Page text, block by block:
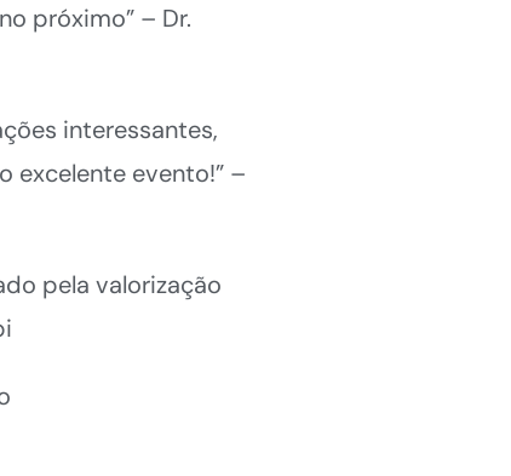
próximo” – Dr.
interessantes,
excelente evento!” –
pela valorização